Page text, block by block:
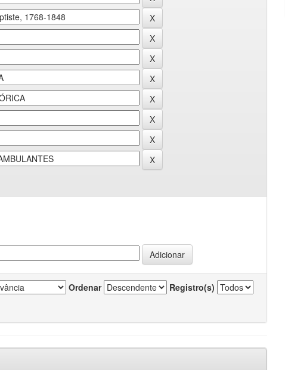
Ordenar Registro(s)